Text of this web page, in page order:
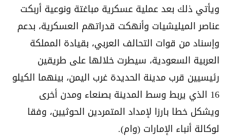
ويأتي ذلك بعد عملية عسكرية مباغتة ونوعية أربكت
عناصر الميليشيات وأنهكت قدراتهم العسكرية، بدعم
وإسناد من قوات التحالف العربي، بقيادة المملكة
العربية السعودية، سيطرت خلالها على طريقين
رئيسيين قرب مدينة الحديدة غرب اليمن، بينهما الكيلو
16 الذي يربط وسط المدينة بصنعاء ومدن أخرى
ويشكل خطا بارزا لإمداد المتمردين الحوثيين، وفقا
لوكالة أنباء الإمارات (وام).